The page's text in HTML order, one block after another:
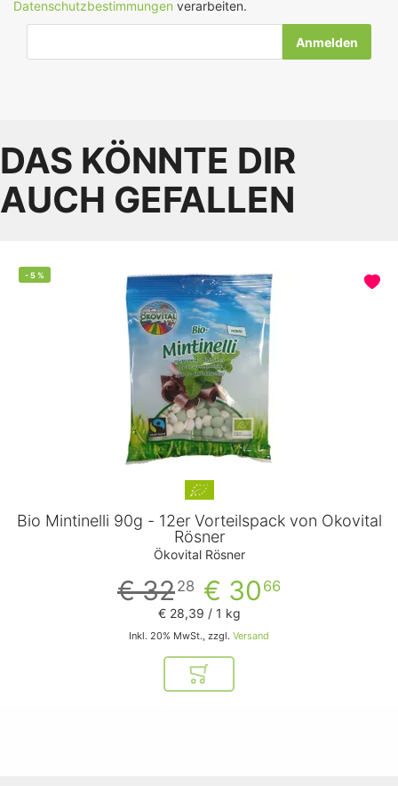
Datenschutzbestimmungen verarbeiten.
DAS KÖNNTE DIR
AUCH GEFALLEN
-5%
Bio Mintinelli 90g - 12er Vorteilspack von Ökovital
Rösner
Ökovital Rösner
€ 30 66
€ 3228
Inkl. 20% MwSt., zzgl. Versand
€ 28,39 / 1 kg
In den Warenkorb